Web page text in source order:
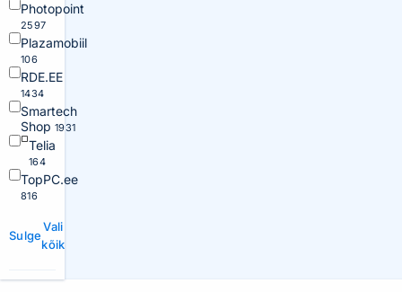
Photopoint
2597
Plazamobiil
106
RDE.EE
1434
Smartech
Shop 1931
Telia
164
TopPC.ee
816
Sulge
Vali
kõik